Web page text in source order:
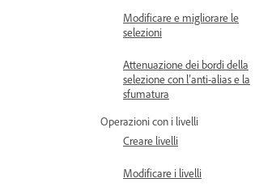
Modificare e migliorare le
selezioni
Attenuazione dei bordi della
selezione con l’anti-alias e la
sfumatura
Operazioni con i livelli
Creare livelli
Modificare i livelli